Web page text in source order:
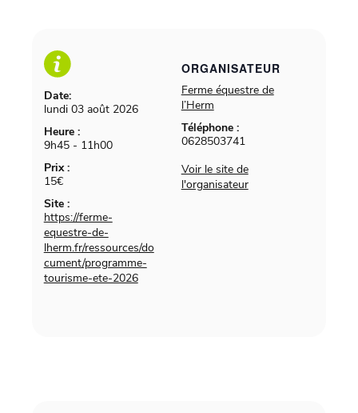
Date:
lundi 03 août 2026
Heure :
9h45 - 11h00
Prix :
15€
Site :
https://ferme-
equestre-de-
lherm.fr/ressources/do
cument/programme-
tourisme-ete-2026
ORGANISATEUR
Ferme équestre de
l’Herm
Téléphone :
0628503741
Voir le site de
l'organisateur